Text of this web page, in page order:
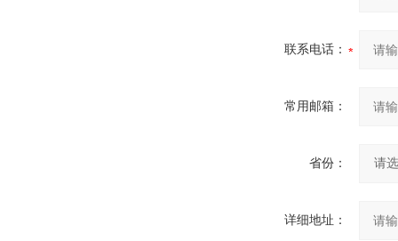
联系电话：
常用邮箱：
省份：
详细地址：